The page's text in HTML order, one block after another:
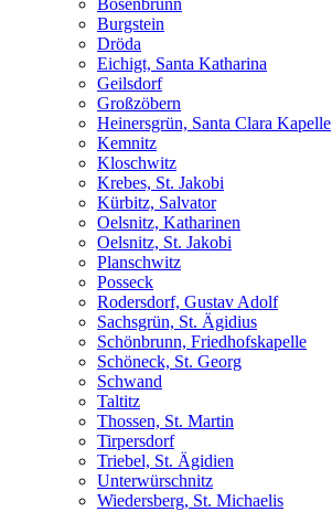
Bösenbrunn
Burgstein
Dröda
Eichigt, Santa Katharina
Geilsdorf
Großzöbern
Heinersgrün, Santa Clara Kapelle
Kemnitz
Kloschwitz
Krebes, St. Jakobi
Kürbitz, Salvator
Oelsnitz, Katharinen
Oelsnitz, St. Jakobi
Planschwitz
Posseck
Rodersdorf, Gustav Adolf
Sachsgrün, St. Ägidius
Schönbrunn, Friedhofskapelle
Schöneck, St. Georg
Schwand
Taltitz
Thossen, St. Martin
Tirpersdorf
Triebel, St. Ägidien
Unterwürschnitz
Wiedersberg, St. Michaelis